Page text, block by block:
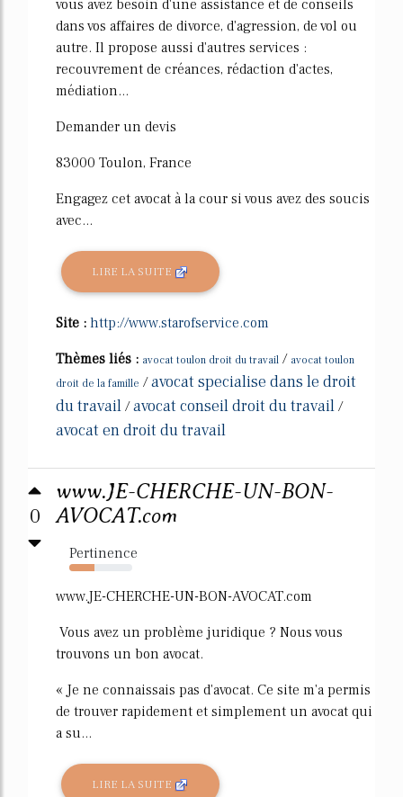
vous avez besoin d'une assistance et de conseils
dans vos affaires de divorce, d'agression, de vol ou
autre. Il propose aussi d'autres services :
recouvrement de créances, rédaction d'actes,
médiation...
Demander un devis
83000 Toulon, France
Engagez cet avocat à la cour si vous avez des soucis
avec...
LIRE LA SUITE
Site : http://www.starofservice.com
Thèmes liés : avocat toulon droit du travail / avocat toulon
droit de la famille /avocat specialise dans le droit
du travail /avocat conseil droit du travail /
avocat en droit du travail
0
www.JE-CHERCHE-UN-BON-
AVOCAT.com
Pertinence
40%
www.JE-CHERCHE-UN-BON-AVOCAT.com
Vous avez un problème juridique ? Nous vous
trouvons un bon avocat.
« Je ne connaissais pas d'avocat. Ce site m'a permis
de trouver rapidement et simplement un avocat qui
a su...
LIRE LA SUITE